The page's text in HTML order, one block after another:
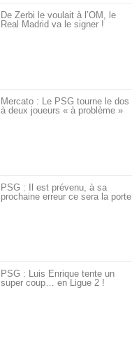
De Zerbi le voulait à l’OM, le
Real Madrid va le signer !
Mercato : Le PSG tourne le dos
à deux joueurs « à problème »
PSG : Il est prévenu, à sa
prochaine erreur ce sera la porte
PSG : Luis Enrique tente un
super coup… en Ligue 2 !